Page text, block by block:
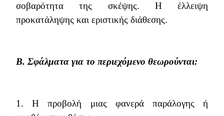
σοβαρότητα της σκέψης. Η έλλειψη
προκατάληψης και εριστικής διάθεσης.
Β. Σφάλματα για το περιεχόμενο θεωρούνται:
1. Η προβολή μιας φανερά παράλογης ή